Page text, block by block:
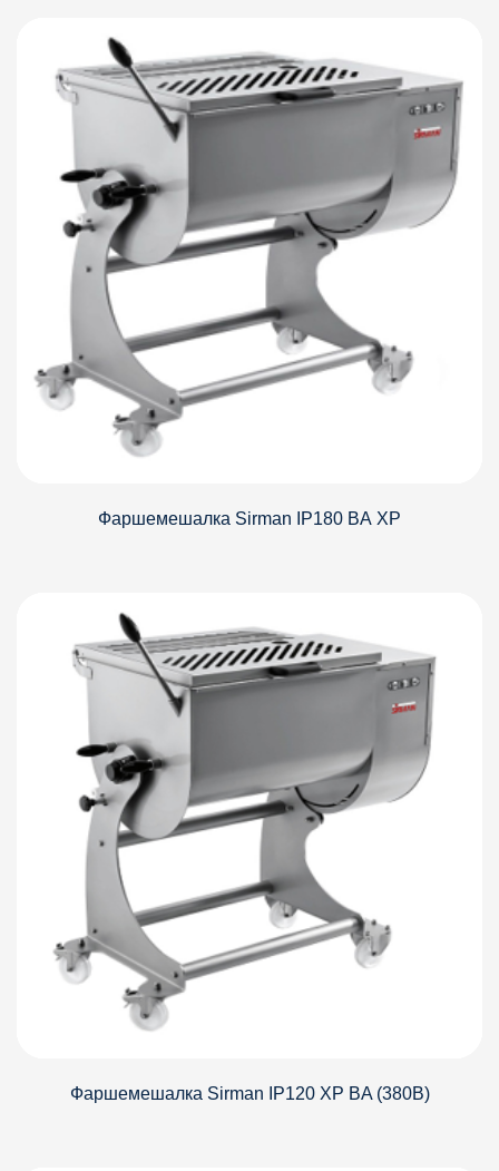
Фаршемешалка Sirman IP180 BА XP
Фаршемешалка Sirman IP120 XP BA (380В)